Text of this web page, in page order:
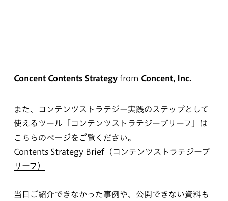
Concent Contents Strategy from Concent, Inc.
また、コンテンツストラテジー実践のステップとして
使えるツール「コンテンツストラテジーブリーフ」は
こちらのページをご覧ください。
Contents Strategy Brief（コンテンツストラテジーブ
リーフ）
当日ご紹介できなかった事例や、公開できない資料も